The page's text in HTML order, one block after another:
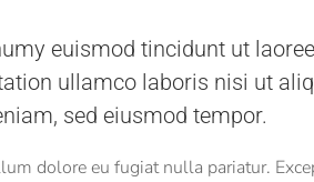
euismod tincidunt ut
ullamco laboris nisi ut
sed eiusmod tempor.
dolore eu fugiat nulla pariatur.